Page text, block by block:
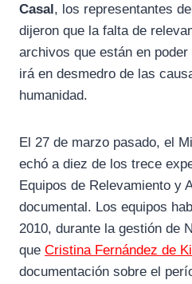
e
b
e
g
t
s
Casal, los representantes
dijeron que la falta de
archivos que están en poder
irá en desmedro de las
humanidad.
El 27 de marzo pasado, el
echó a diez de los trece
Equipos de Relevamiento y
documental. Los equipos
2010, durante la gestión de
que Cristina Fernández de
documentación sobre el